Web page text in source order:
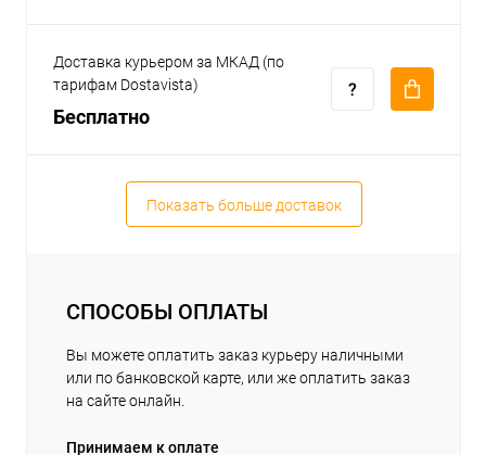
Доставка курьером за МКАД (по
тарифам Dostavista)
Бесплатно
Показать больше доставок
СПОСОБЫ ОПЛАТЫ
Вы можете оплатить заказ курьеру наличными
или по банковской карте, или же оплатить заказ
на сайте онлайн.
Принимаем к оплате